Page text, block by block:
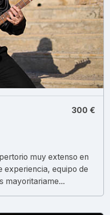
300 €
muy extenso en
experiencia, equipo de
mayoritariame...